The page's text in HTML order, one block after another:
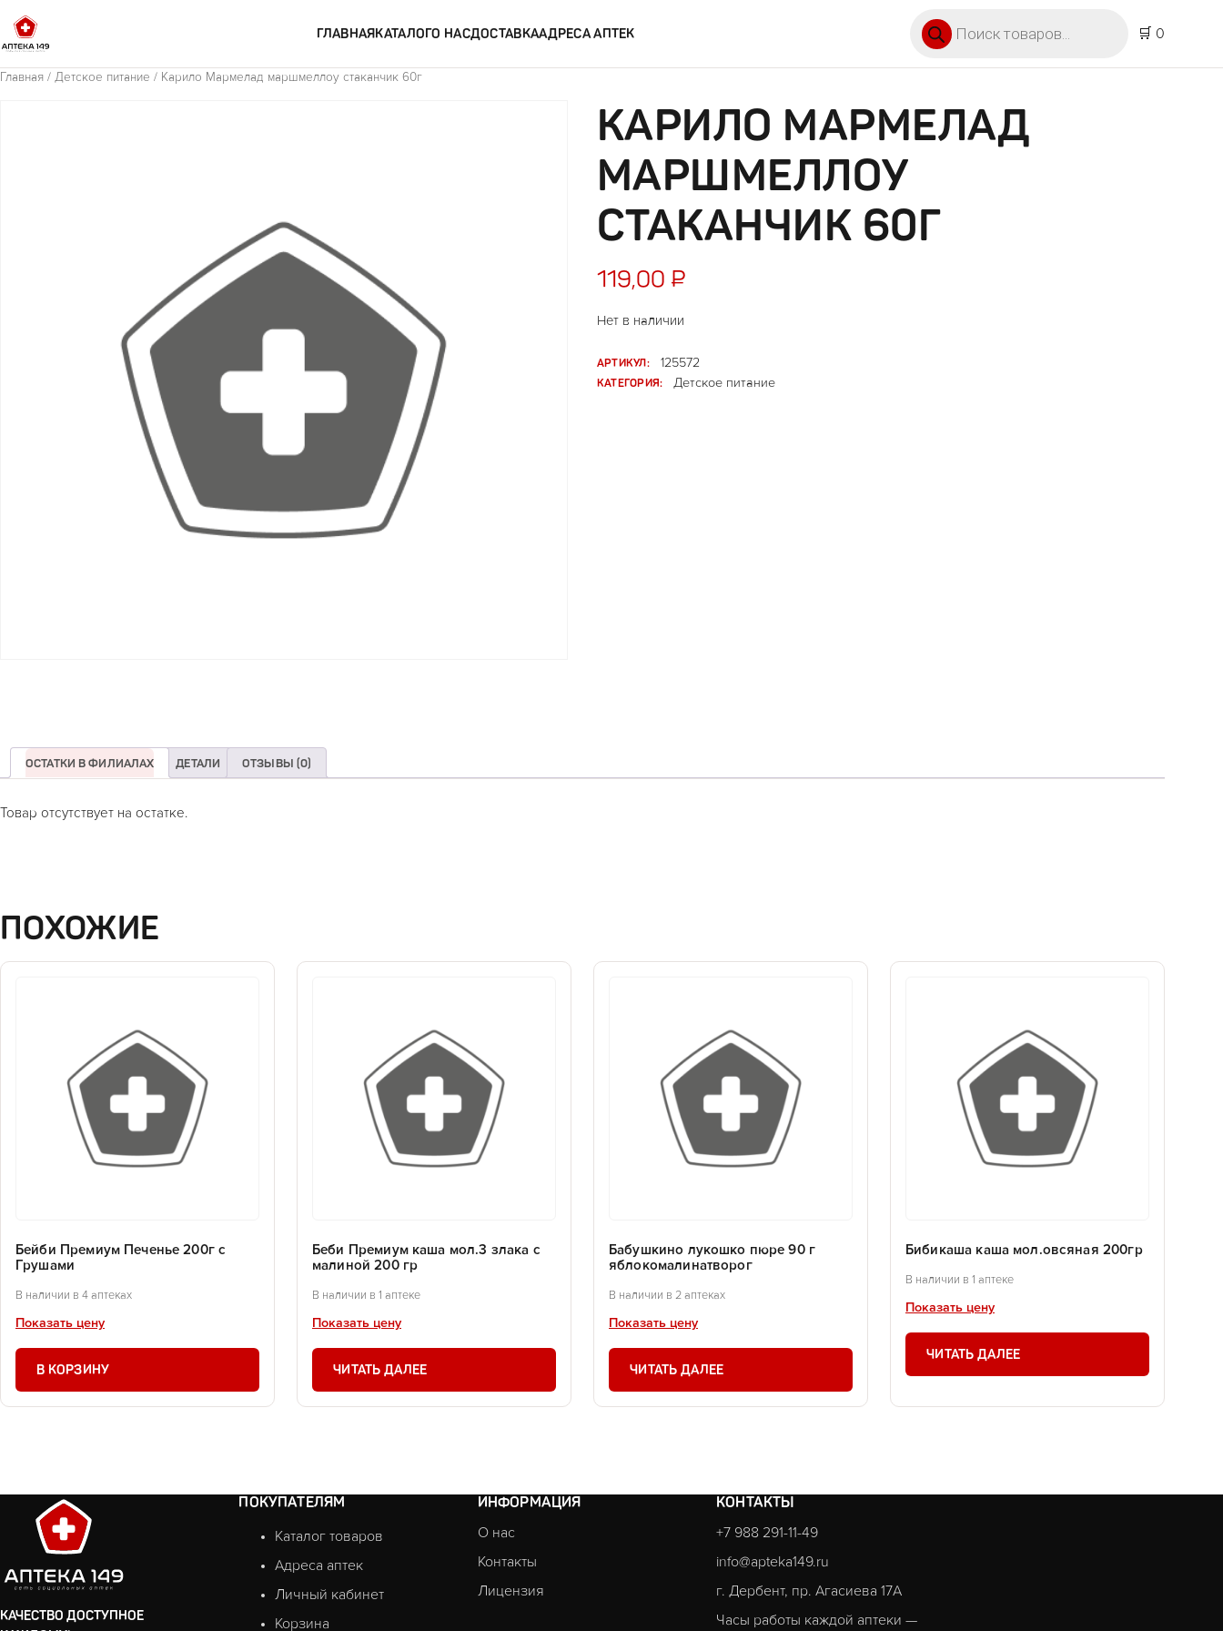
ГЛАВНАЯКАТАЛОГО НАСДОСТАВКААДРЕСА АПТЕК
🛒 0
Главная / Детское питание / Карило Мармелад маршмеллоу стаканчик 60г
КАРИЛО МАРМЕЛАД
МАРШМЕЛЛОУ
СТАКАНЧИК 60Г
119,00 ₽
Нет в наличии
АРТИКУЛ:
125572
КАТЕГОРИЯ:
Детское питание
ОСТАТКИ В ФИЛИАЛАХ ДЕТАЛИ ОТЗЫВЫ (0)
Товар отсутствует на остатке.
ПОХОЖИЕ
Бейби Премиум Печенье 200г с
Грушами
В наличии в 4 аптеках
Показать цену
В КОРЗИНУ
Беби Премиум каша мол.3 злака с
малиной 200 гр
В наличии в 1 аптеке
Показать цену
ЧИТАТЬ ДАЛЕЕ
Бабушкино лукошко пюре 90 г
яблокомалинатворог
В наличии в 2 аптеках
Показать цену
ЧИТАТЬ ДАЛЕЕ
Бибикаша каша мол.овсяная 200гр
В наличии в 1 аптеке
Показать цену
ЧИТАТЬ ДАЛЕЕ
КАЧЕСТВО ДОСТУПНОЕ
ПОКУПАТЕЛЯМ
Каталог товаров
Адреса аптек
Личный кабинет
Корзина
ИНФОРМАЦИЯ
О нас
Контакты
Лицензия
КОНТАКТЫ
+7 988 291-11-49
info@apteka149.ru
г. Дербент, пр. Агасиева 17А
Часы работы каждой аптеки —